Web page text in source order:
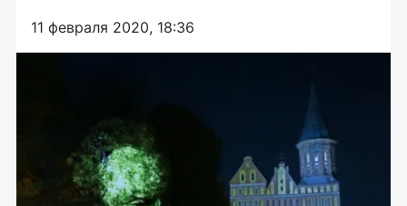
11 февраля 2020, 18:36